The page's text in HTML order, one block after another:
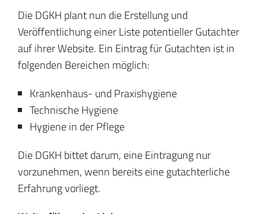
Die DGKH plant nun die Erstellung und
Veröffentlichung einer Liste potentieller Gutachter
auf ihrer Website. Ein Eintrag für Gutachten ist in
folgenden Bereichen möglich:
Krankenhaus- und Praxishygiene
Technische Hygiene
Hygiene in der Pflege
Die DGKH bittet darum, eine Eintragung nur
vorzunehmen, wenn bereits eine gutachterliche
Erfahrung vorliegt.